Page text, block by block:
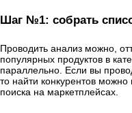
Шаг №1: собрать
Проводить анализ можно,
популярных продуктов в
параллельно. Если вы
то найти конкурентов
поиска на маркетплейсах.